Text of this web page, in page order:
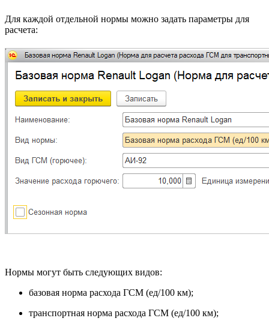
Для каждой отдельной нормы можно задать параметры для
расчета:
Нормы могут быть следующих видов:
базовая норма расхода ГСМ (ед/100 км);
транспортная норма расхода ГСМ (ед/100 км);